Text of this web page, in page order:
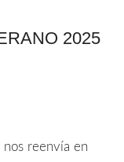
2025
reenvía en